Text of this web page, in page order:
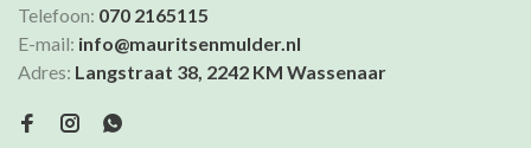
Telefoon: 070 2165115
E-mail: info@mauritsenmulder.nl
Adres: Langstraat 38, 2242 KM Wassenaar